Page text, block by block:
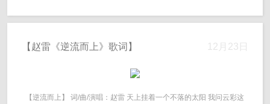
【赵雷《逆流而上》歌词】 12月23日
【逆流而上】 词/曲/演唱：赵雷 天上挂着一个不落的太阳 我问云彩这